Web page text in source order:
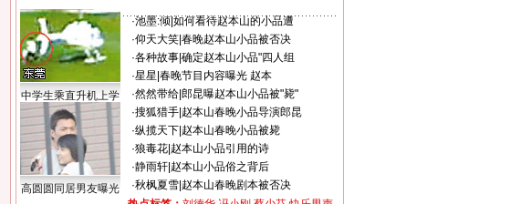
中学生乘直升机上学
高圆圆同居男友曝光
·池墨:倾| 如何看待赵本山的小品遭
·仰天大笑| 春晚赵本山小品被否决
·各种故事| 确定赵本山小品"四人组
·星星 春晚节目内容曝光 赵本
·然然带给| 郎昆曝赵本山小品被"毙"
·搜狐猎手| 赵本山春晚小品导演郎昆
·纵揽天下| 赵本山春晚小品被毙
·狼毒花| 赵本山小品引用的诗
·静雨轩| 赵本山小品俗之背后
·秋枫夏雪| 赵本山春晚剧本被否决